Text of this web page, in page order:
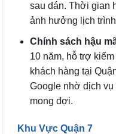
sau dán. Thời gian
ảnh hưởng lịch
Chính sách hậu
10 năm, hỗ trợ
khách hàng tại
Google nhờ dịch
mong đợi.
Khu Vực Quận 7